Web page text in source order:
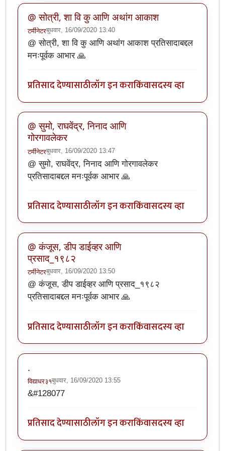
@ सोत्री, शा वि कु आणि अथांग आकाश
टर्मीनेटरबुधवार, 16/09/2020 13:40
@ सोत्री, शा वि कु आणि अथांग आकाश प्रतिसादाबद्दल
मनःपूर्वक आभार 🙏
प्रतिसाद देण्यासाठीलॉग इन कराकिंवासदस्य व्हा
@ सुमो, राघवेंद्र, निनाद आणि
गोरगावलेकर
टर्मीनेटरबुधवार, 16/09/2020 13:47
@ सुमो, राघवेंद्र, निनाद आणि गोरगावलेकर
प्रतिसादाबद्दल मनःपूर्वक आभार 🙏
प्रतिसाद देण्यासाठीलॉग इन कराकिंवासदस्य व्हा
@ कंजूस, डीप डाईव्हर आणि
प्रसाद_१९८२
टर्मीनेटरबुधवार, 16/09/2020 13:50
@ कंजूस, डीप डाईव्हर आणि प्रसाद_१९८२
प्रतिसादाबद्दल मनःपूर्वक आभार 🙏
प्रतिसाद देण्यासाठीलॉग इन कराकिंवासदस्य व्हा
.
विद्याधर३१बुधवार, 16/09/2020 13:55
&#128077
प्रतिसाद देण्यासाठीलॉग इन कराकिंवासदस्य व्हा